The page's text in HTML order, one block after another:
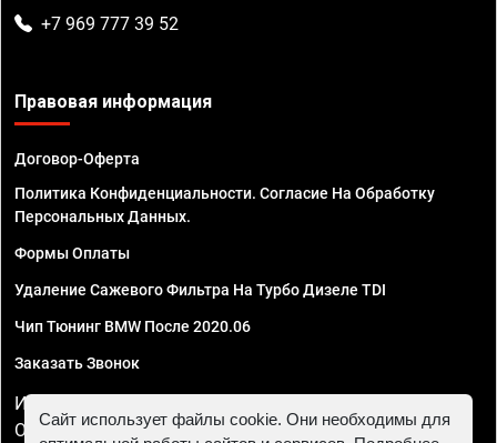
+7 969 777 39 52
Правовая информация
Договор-Оферта
Политика Конфиденциальности. Согласие На Обработку
Персональных Данных.
Формы Оплаты
Удаление Сажевого Фильтра На Турбо Дизеле TDI
Чип Тюнинг BMW После 2020.06
Заказать Звонок
ИП Смирнов Георгий Павлович. ИНН 781302555843,
ОГРНИП 324470400032610
Сайт использует файлы cookie. Они необходимы для